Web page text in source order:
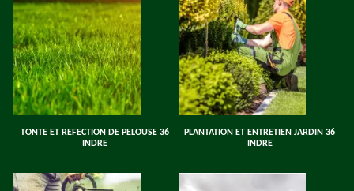
TONTE ET REFECTION DE PELOUSE 36
INDRE
PLANTATION ET ENTRETIEN JARDIN 36
INDRE